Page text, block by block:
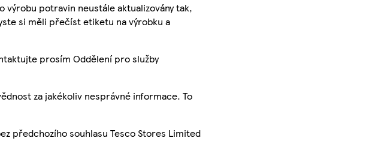
potravin neustále aktualizovány tak,
si měli přečíst etiketu na výrobku a
prosím Oddělení pro služby
za jakékoliv nesprávné informace. To
předchozího souhlasu Tesco Stores Limited